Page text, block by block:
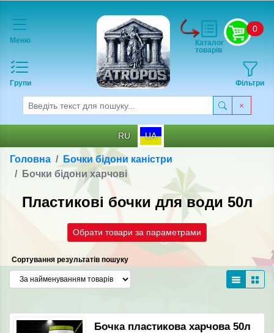
Меню
Групи
0
Фільтри
Каталог
товарів
RU UA
Головна
Бочки бідони каністри
Бочки бідони харчові
Пластикові бочки для води 50л
Обрати товари за параметрами
Сортування результатів пошуку
Бочка пластикова харчова 50л